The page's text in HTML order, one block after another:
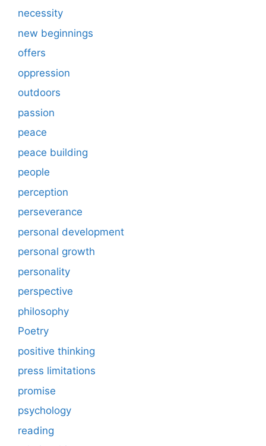
necessity
new beginnings
offers
oppression
outdoors
passion
peace
peace building
people
perception
perseverance
personal development
personal growth
personality
perspective
philosophy
Poetry
positive thinking
press limitations
promise
psychology
reading